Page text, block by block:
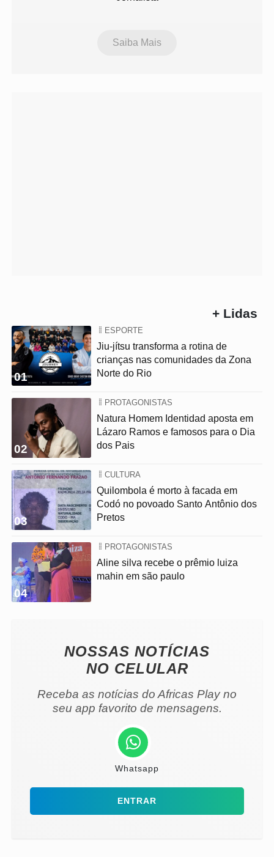
Saiba Mais
+ Lidas
01
ESPORTE
Jiu-jítsu transforma a rotina de
crianças nas comunidades da Zona
Norte do Rio
02
PROTAGONISTAS
Natura Homem Identidad aposta em
Lázaro Ramos e famosos para o Dia
dos Pais
03
CULTURA
Quilombola é morto à facada em
Codó no povoado Santo Antônio dos
Pretos
04
PROTAGONISTAS
Aline silva recebe o prêmio luiza
mahin em são paulo
NOSSAS NOTÍCIAS
NO CELULAR
Receba as notícias do Africas Play no
seu app favorito de mensagens.
Whatsapp
ENTRAR